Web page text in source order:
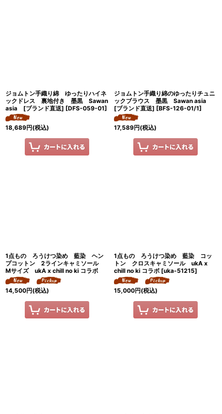
ジョムトン手織り綿 ゆったりハイネ
ックドレス 裏地付き 墨黒 Sawan
asia [ブランド直送] [DFS-059-01]
18,689円(税込)
ジョムトン手織り綿のゆったりチュニ
ックブラウス 墨黒 Sawan asia
[ブランド直送] [BFS-126-01/1]
17,589円(税込)
1点もの ろうけつ染め 藍染 ヘン
プコットン 2ラインキャミソール
Mサイズ ukA x chill no ki コラボ
14,500円(税込)
1点もの ろうけつ染め 藍染 コッ
トン クロスキャミソール ukA x
chill no ki コラボ [uka-51215]
15,000円(税込)